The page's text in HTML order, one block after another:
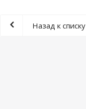
Назад к списку